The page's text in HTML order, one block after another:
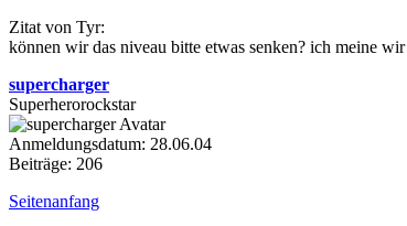
Zitat von Tyr:
können wir das niveau bitte etwas senken? ich meine
supercharger
Superherorockstar
Anmeldungsdatum: 28.06.04
Beiträge: 206
Seitenanfang